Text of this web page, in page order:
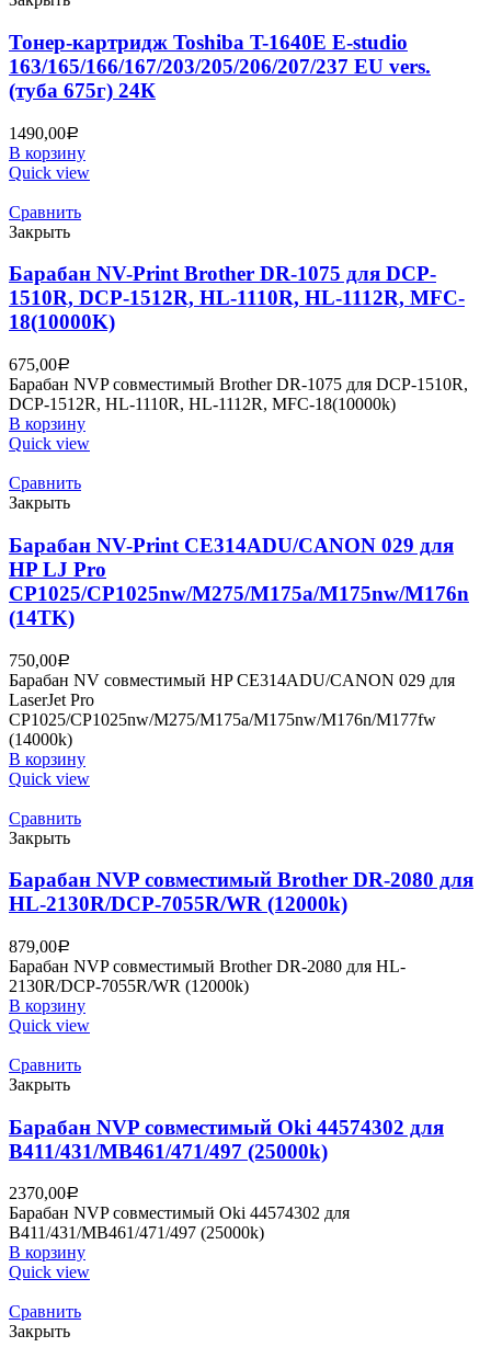
Тонер-картридж Toshiba T-1640E E-studio
163/165/166/167/203/205/206/207/237 EU vers.
(туба 675г) 24К
1490,00Р
В корзину
Quick view
Сравнить
Закрыть
Барабан NV-Print Brother DR-1075 для DCP-
1510R, DCP-1512R, HL-1110R, HL-1112R, MFC-
18(10000K)
675,00Р
Барабан NVP совместимый Brother DR-1075 для DCP-1510R,
DCP-1512R, HL-1110R, HL-1112R, MFC-18(10000k)
В корзину
Quick view
Сравнить
Закрыть
Барабан NV-Print CE314ADU/CANON 029 для
HP LJ Pro
CP1025/CP1025nw/M275/M175a/M175nw/M176n
(14TK)
750,00Р
Барабан NV совместимый HP CE314ADU/CANON 029 для
LaserJet Pro
CP1025/CP1025nw/M275/M175a/M175nw/M176n/M177fw
(14000k)
В корзину
Quick view
Сравнить
Закрыть
Барабан NVP совместимый Brother DR-2080 для
HL-2130R/DCP-7055R/WR (12000k)
879,00Р
Барабан NVP совместимый Brother DR-2080 для HL-
2130R/DCP-7055R/WR (12000k)
В корзину
Quick view
Сравнить
Закрыть
Барабан NVP совместимый Oki 44574302 для
B411/431/MB461/471/497 (25000k)
2370,00Р
Барабан NVP совместимый Oki 44574302 для
B411/431/MB461/471/497 (25000k)
В корзину
Quick view
Сравнить
Закрыть